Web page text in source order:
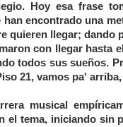
Hoy esa frase
han encontrado una
quieren llegar; dando
con llegar hasta
todos sus sueños.
21, vamos pa'
musical
el tema, iniciando sin